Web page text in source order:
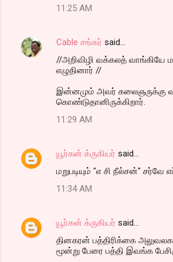
11:25 AM
Cable சங்கர் said…
//அறிவிழி வக்கலத் வாங்கியே
எழுதினார் //
இன்னமும் அவர் கலைஞருக்கு
கொண்டுதானிருக்கிறார்.
11:29 AM
யூர்கன் க்ருகியர் said…
மறுபடியும் "எ சி நீல்சன்" சர்வே
11:34 AM
யூர்கன் க்ருகியர் said…
தினகரன் பத்திரிக்கை
மூன்று பேரை பத்தி இவங்க